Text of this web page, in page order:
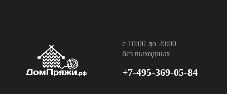
с 10:00 до 20:00
без выходных
+7-495-369-05-84